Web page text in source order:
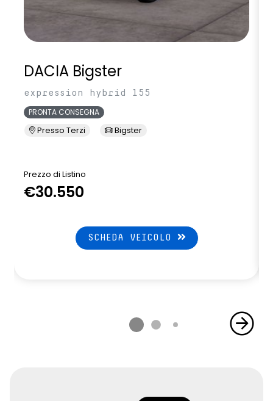
DACIA Bigster
expression hybrid 155
PRONTA CONSEGNA
Presso Terzi Bigster
Prezzo di Listino
€30.550
SCHEDA VEICOLO